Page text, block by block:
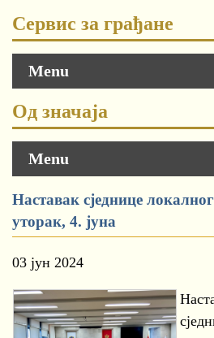
Сервис за грађане
Menu
Од значаја
Menu
Наставак сједнице
уторак, 4. јуна
03 јун 2024